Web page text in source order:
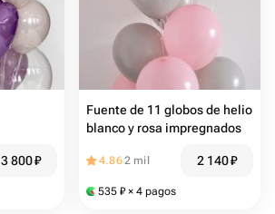
3 800₽
Fuente de 11 globos de helio
blanco y rosa impregnados
4.862 mil 2 140₽
535 ₽ × 4 pagos